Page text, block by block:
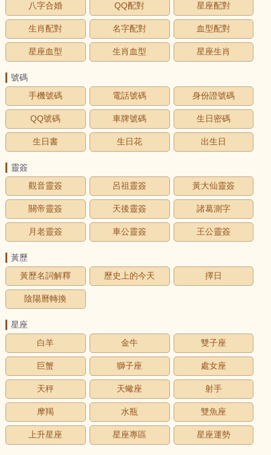
八字合婚
QQ配對 星座配對
生肖配對 名字配對 血型配對
星座血型 生肖血型 星座生肖
號碼
手機號碼
電話號碼 身份證號碼
QQ號碼 車牌號碼 生日密碼
生日書 生日花 出生日
靈簽
觀音靈簽
呂祖靈簽 黃大仙靈簽
關帝靈簽 天後靈簽 諸葛測字
月老靈簽 車公靈簽 王公靈簽
黃歷
黃歷名詞解釋
歷史上的今天 擇日
陰陽曆轉換
星座
白羊
金牛 雙子座
巨蟹 獅子座 處女座
天秤 天蠍座 射手
摩羯 水瓶 雙魚座
上升星座 星座專區 星座運勢